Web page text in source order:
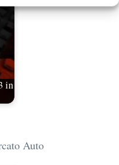
in
Auto